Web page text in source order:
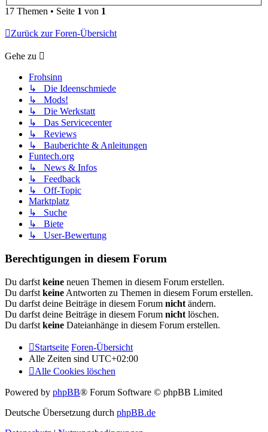
17 Themen • Seite 1 von 1
Zurück zur Foren-Übersicht
Gehe zu
Frohsinn
↳ Die Ideenschmiede
↳ Mods!
↳ Die Werkstatt
↳ Das Servicecenter
↳ Reviews
↳ Bauberichte & Anleitungen
Funtech.org
↳ News & Infos
↳ Feedback
↳ Off-Topic
Marktplatz
↳ Suche
↳ Biete
↳ User-Bewertung
Berechtigungen in diesem Forum
Du darfst keine neuen Themen in diesem Forum erstellen.
Du darfst keine Antworten zu Themen in diesem Forum erstellen.
Du darfst deine Beiträge in diesem Forum nicht ändern.
Du darfst deine Beiträge in diesem Forum nicht löschen.
Du darfst keine Dateianhänge in diesem Forum erstellen.
Startseite Foren-Übersicht
Alle Zeiten sind UTC+02:00
Alle Cookies löschen
Powered by phpBB® Forum Software © phpBB Limited
Deutsche Übersetzung durch phpBB.de